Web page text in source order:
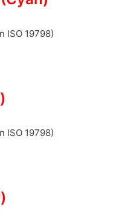
ISO 19798)
ISO 19798)